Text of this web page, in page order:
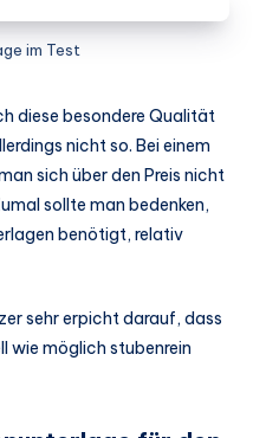
im Test
diese besondere Qualität
nicht so. Bei einem
sich über den Preis nicht
sollte man bedenken,
benötigt, relativ
sehr erpicht darauf, dass
wie möglich stubenrein